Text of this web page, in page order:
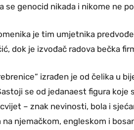
se genocid nikada i nikome ne
je tim umjetnika
dok je izvođač radova bečka
izrađen je od čelika u
se od jedanaest figura koje
– znak nevinosti, bola i
na njemačkom, engleskom i